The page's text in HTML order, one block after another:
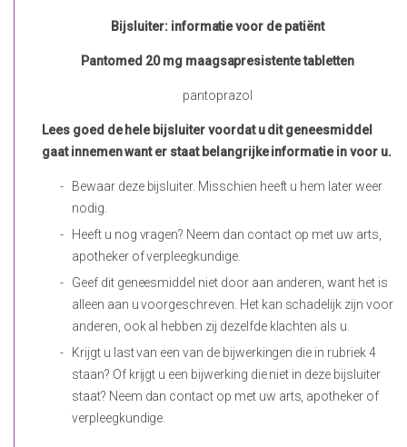
Bijsluiter: informatie voor de patiënt
Pantomed 20 mg maagsapresistente tabletten
pantoprazol
Lees goed de hele bijsluiter voordat u dit geneesmiddel
gaat innemen want er staat belangrijke informatie in voor u.
Bewaar deze bijsluiter. Misschien heeft u hem later weer
nodig.
Heeft u nog vragen? Neem dan contact op met uw arts,
apotheker of verpleegkundige.
Geef dit geneesmiddel niet door aan anderen, want het is
alleen aan u voorgeschreven. Het kan schadelijk zijn voor
anderen, ook al hebben zij dezelfde klachten als u.
Krijgt u last van een van de bijwerkingen die in rubriek 4
staan? Of krijgt u een bijwerking die niet in deze bijsluiter
staat? Neem dan contact op met uw arts, apotheker of
verpleegkundige.